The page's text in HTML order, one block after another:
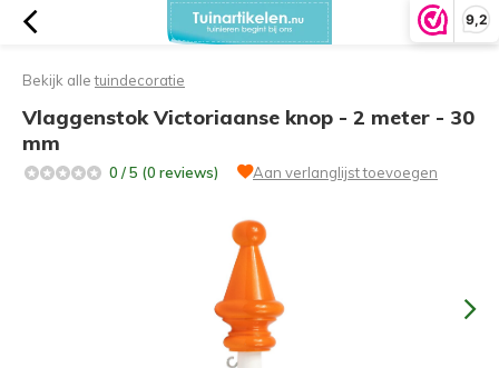
9,2
Bekijk alletuindecoratie
Vlaggenstok Victoriaanse knop - 2 meter - 30
mm
0 / 5 (0 reviews) Aan verlanglijst toevoegen